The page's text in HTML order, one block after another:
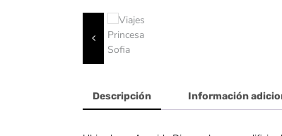
Descripción Información